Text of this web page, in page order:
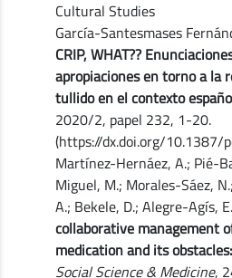
Cultural Studies
García-Santesmases
CRIP, WHAT??
apropiaciones en torno a la
tullido en el contexto
2020/2, papel 232, 1-20.
(https://dx.doi.org/10.1387/
Martínez-Hernáez, A.; Pié-
Miguel, M.; Morales-Sáez,
A.; Bekele, D.; Alegre-Agís,
collaborative management
medication and its
Social Science & Medicine,